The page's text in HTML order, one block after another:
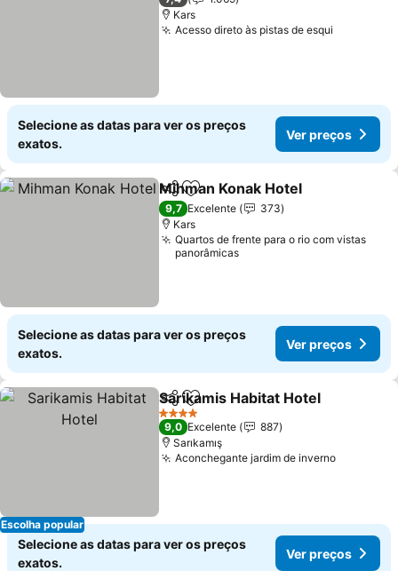
Kars
Acesso direto às pistas de esqui
Selecione as datas para ver os preços
exatos.
Ver preços
PartilharAdicionar aos favoritos
Mihman Konak Hotel
9,7 Excelente
373
Kars
Quartos de frente para o rio com vistas
panorâmicas
Selecione as datas para ver os preços
exatos.
Ver preços
Escolha popular
PartilharAdicionar aos favoritos
Sarikamis Habitat Hotel
4 Estrelas
9,0 Excelente
887
Sarıkamış
Aconchegante jardim de inverno
Selecione as datas para ver os preços
exatos.
Ver preços